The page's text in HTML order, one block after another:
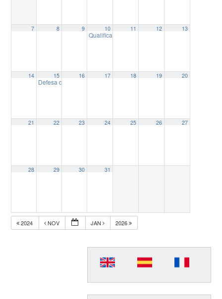
7 8 9 10
Qualificação de Dissertação de Mestrado de
11 12 13
14 15
Defesa de Dissertação de Mestrado de Karla Gabriela Quint
16 17 18 19 20
21 22 23 24 25 26 27
28 29 30 31
2024 NOV JAN 2026